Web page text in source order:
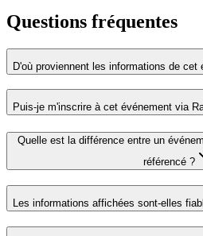
Questions fréquentes
D'où proviennent les informations de cet
Puis-je m'inscrire à cet événement via
Quelle est la différence entre un
référencé ?
Les informations affichées sont-elles